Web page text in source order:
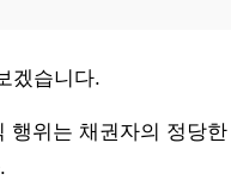
겠습니다.
행위는 채권자의 정당한